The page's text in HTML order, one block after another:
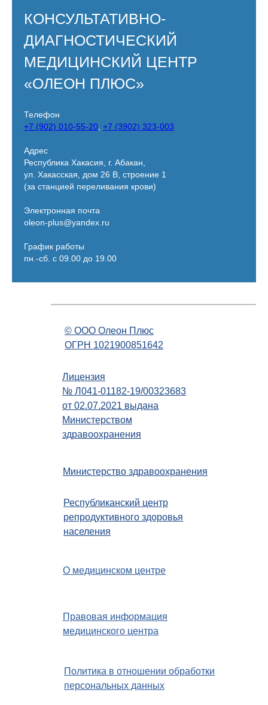
КОНСУЛЬТАТИВНО-
ДИАГНОСТИЧЕСКИЙ
МЕДИЦИНСКИЙ ЦЕНТР
«ОЛЕОН ПЛЮС»
Телефон
+7 (902) 010-55-20 +7 (3902) 323-003
Адрес
Республика Хакасия, г. Абакан,
ул. Хакасская, дом 26 В, строение 1
(за станцией переливания крови)
Электронная почта
oleon-plus@yandex.ru
График работы
пн.-сб. с 09.00 до 19.00
© OOO Олеон Плюс
ОГРН 1021900851642
Министерство здравоохранения
Республиканский центр
репродуктивного здоровья
населения
О медицинском центре
Политика в отношении обработки
персональных данных
Правовая информация
медицинского центра
Лицензия
№ Л041-01182-19/00323683
от 02.07.2021 выдана
Министерством
здравоохранения